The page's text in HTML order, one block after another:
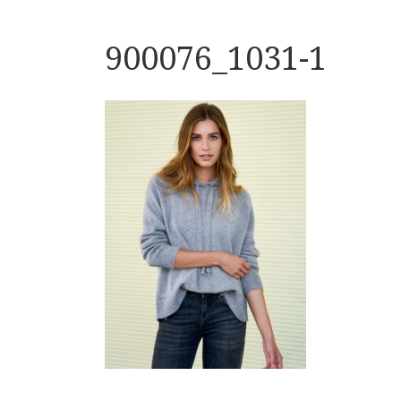
900076_1031-1